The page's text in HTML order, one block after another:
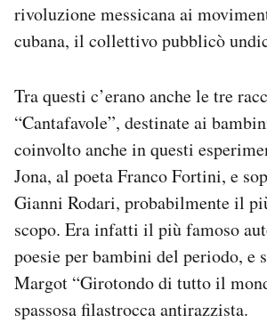
rivoluzione messicana ai
cubana, il collettivo pubblicò
Tra questi c’erano anche le tre
“Cantafavole”, destinate ai
coinvolto anche in questi
Jona, al poeta Franco Fortini, e
Gianni Rodari, probabilmente il
scopo. Era infatti il più famoso
poesie per bambini del periodo, e
Margot “Girotondo di tutto il
spassosa filastrocca antirazzista.